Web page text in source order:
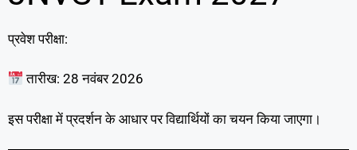
प्रवेश परीक्षा:
तारीख: 28 नवंबर 2026
इस परीक्षा में प्रदर्शन के आधार पर विद्यार्थियों का चयन किया जाएगा।